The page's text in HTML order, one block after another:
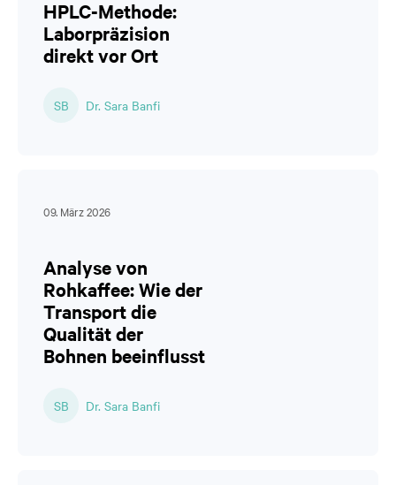
HPLC-Methode:
Laborpräzision
direkt vor Ort
SB Dr. Sara Banfi
09. März 2026
Analyse von
Rohkaffee: Wie der
Transport die
Qualität der
Bohnen beeinflusst
SB Dr. Sara Banfi